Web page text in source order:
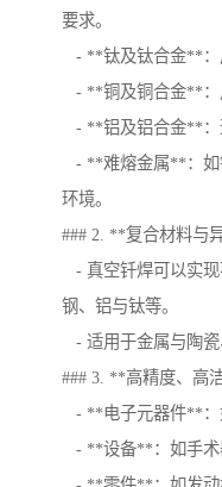
要求。
- **钛及钛合金**：
- **铜及铜合金**：
- **铝及铝合金**：
- **难熔金属**：如
环境。
### 2. **复合材料与
- 真空钎焊可以实
钢、铝与钛等。
- 适用于金属与陶瓷
### 3. **高精度、高
- **电子元器件**：
- **设备**：如手术